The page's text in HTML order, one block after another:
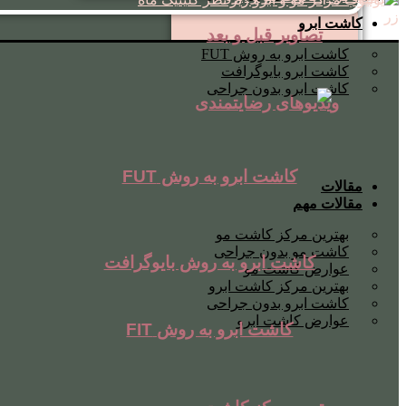
تصاویر قبل و بعد
ویدیوهای رضایتمندی
مقالات
مقالات مهم
بهترین مرکز کاشت مو
کاشت مو بدون جراحی
عوارض کاشت مو
بهترین مرکز کاشت ابرو
کاشت ابرو بدون جراحی
عوارض کاشت ابرو
کاشت ابرو
کاشت ابرو به روش FUT
کاشت ابرو بایوگرافت
کاشت ابرو بدون جراحی
کاشت ابرو به روش FUT
کاشت ابرو به روش بایوگرافت
کاشت ابرو به روش FIT